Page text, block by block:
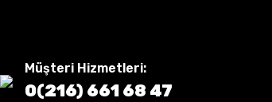
Müşteri Hizmetleri:
0(216) 661 68 47